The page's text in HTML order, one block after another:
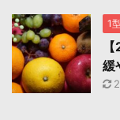
1
緩